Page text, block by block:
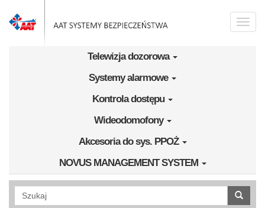
Toggle
Telewizja dozorowa
Systemy alarmowe
Kontrola dostępu
Wideodomofony
Akcesoria do sys. PPOŻ
NOVUS MANAGEMENT SYSTEM
Wyszukiwanie pełnotekstowe